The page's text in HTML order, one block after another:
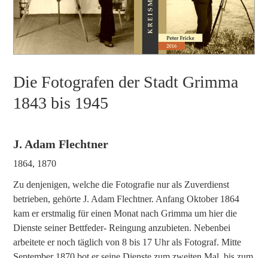
Die Fotografen der Stadt Grimma
1843 bis 1945
J. Adam Flechtner
1864, 1870
Zu denjenigen, welche die Fotografie nur als Zuverdienst
betrieben, gehörte J. Adam Flechtner. Anfang Oktober 1864
kam er erstmalig für einen Monat nach Grimma um hier die
Dienste seiner Bettfeder- Reingung anzubieten. Nebenbei
arbeitete er noch täglich von 8 bis 17 Uhr als Fotograf. Mitte